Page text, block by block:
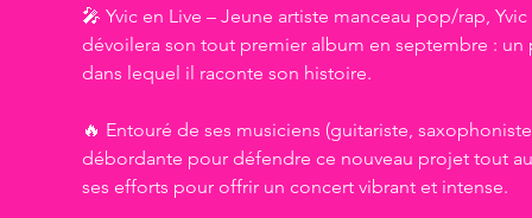
🎤 Yvic en Live – Jeune artiste manceau pop/rap,
dévoilera son tout premier album en septembre :
dans lequel il raconte son histoire.
🔥 Entouré de ses musiciens (guitariste,
débordante pour défendre ce nouveau projet tout
ses efforts pour offrir un concert vibrant et intense.